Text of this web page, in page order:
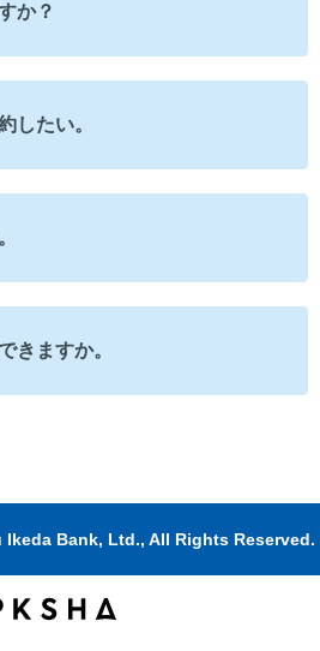
か？
したい。
きますか。
Bank, Ltd., All Rights Reserved.